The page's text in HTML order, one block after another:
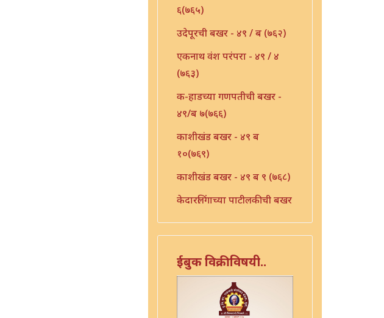
६(७६५)
उदेपूरची बखर - ४९ / ब (७६२)
एकनाथ वंश परंपरा - ४९ / ४
(७६३)
क-हाडच्या गणपतीची बखर -
४९/ब ७(७६६)
काशीखंड बखर - ४९ ब
१०(७६९)
काशीखंड बखर - ४९ ब ९ (७६८)
केदारलिंगाच्या पाटीलकीची बखर
खंडोबा म्हाळसा लग्नाची
बखर-४९ / १६(७७५)
खर्ड्याची बखर - ४९ / ब १३
ईबुक विक्रीविषयी..